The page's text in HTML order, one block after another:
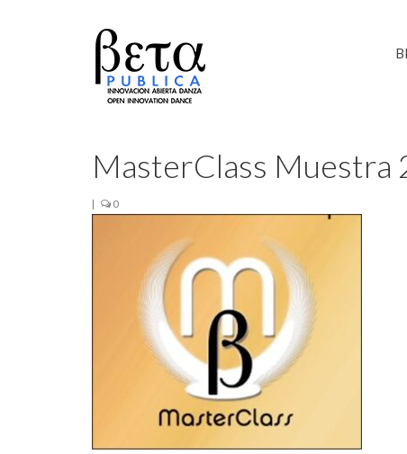
MasterClass Muestra
| 0